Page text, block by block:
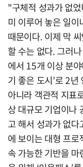
"구체적 성과가 없
미 이루어 놓은 일
때문이다. 이제 막
할 수는 없다. 그러
에서 15개 이상 분
기 좋은 도시’로 2
아니라 객관적 지표
상 대규모 기업이나
고 해서 성과가 없
에 보이는 대형 프
속 가능한 기반을